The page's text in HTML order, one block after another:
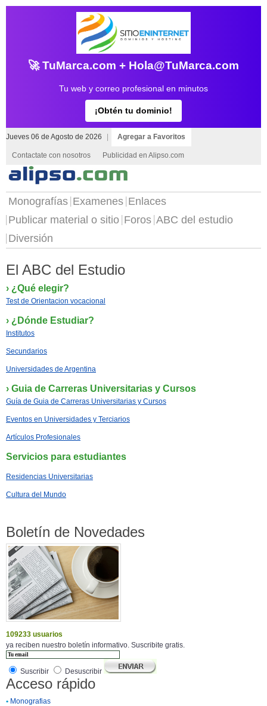
🚀 TuMarca.com + Hola@TuMarca.com
Tu web y correo profesional en minutos
¡Obtén tu dominio!
Jueves 06 de Agosto de 2026 Agregar a Favoritos
Contactate con nosotros Publicidad en Alipso.com
Monografías Examenes Enlaces
Publicar material o sitio Foros ABC del estudio
Diversión
El ABC del Estudio
› ¿Qué elegir?
Test de Orientacion vocacional
› ¿Dónde Estudiar?
Institutos
Secundarios
Universidades de Argentina
› Guia de Carreras Universitarias y Cursos
Guía de Guia de Carreras Universitarias y Cursos
Eventos en Universidades y Terciarios
Artículos Profesionales
Servicios para estudiantes
Residencias Universitarias
Cultura del Mundo
Boletín de Novedades
109233 usuarios
ya reciben nuestro boletín informativo. Suscribite gratis.
Suscribir Desuscribir
Acceso rápido
• Monografias